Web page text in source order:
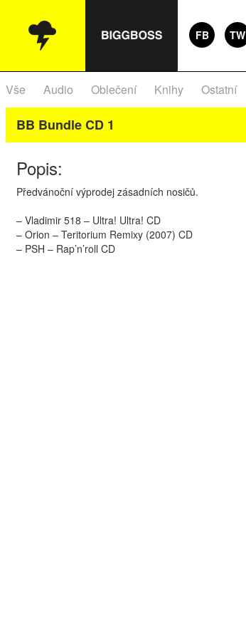
FB TW
Vše Audio Oblečení Knihy Ostatní
BB Bundle CD 1
Popis:
Předvánoční výprodej zásadních nosičů.
– Vladimir 518 – Ultra! Ultra! CD
– Orion – Teritorium Remixy (2007) CD
– PSH – Rap’n’roll CD